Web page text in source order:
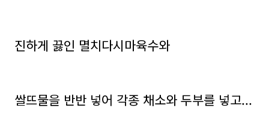
진하게 끓인 멸치다시마육수와
쌀뜨물을 반반 넣어 각종 채소와 두부를 넣고...